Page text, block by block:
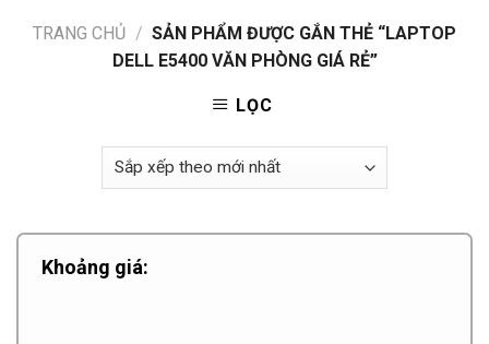
TRANG CHỦ / SẢN PHẨM ĐƯỢC GẮN THẺ “LAPTOP
DELL E5400 VĂN PHÒNG GIÁ RẺ”
LỌC
Khoảng giá: